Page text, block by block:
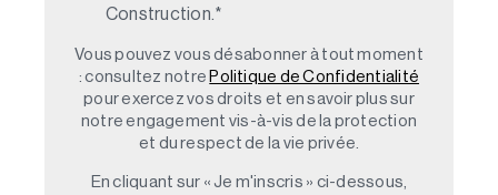
Construction. *
Vous pouvez vous désabonner à tout moment
: consultez notre Politique de Confidentialité
pour exercez vos droits et en savoir plus sur
notre engagement vis-à-vis de la protection
et du respect de la vie privée.
En cliquant sur « Je m'inscris » ci-dessous,